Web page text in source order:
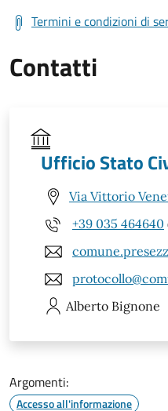
Termini e condizioni di
Contatti
Ufficio Stato
Via Vittorio
+39 035 464640
Alberto Bignone
Argomenti:
Accesso all'informazione